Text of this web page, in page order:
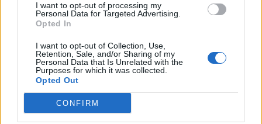
I want to opt-out of processing my
Personal Data for Targeted Advertising.
Opted In
I want to opt-out of Collection, Use,
Retention, Sale, and/or Sharing of my
Personal Data that Is Unrelated with the
Purposes for which it was collected.
Opted Out
CONFIRM
X